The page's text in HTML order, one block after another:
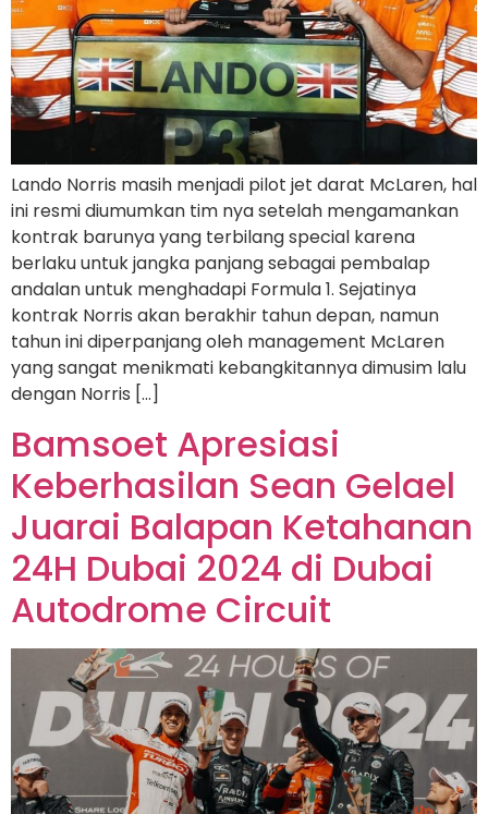
Lando Norris masih menjadi pilot jet darat McLaren, hal
ini resmi diumumkan tim nya setelah mengamankan
kontrak barunya yang terbilang special karena
berlaku untuk jangka panjang sebagai pembalap
andalan untuk menghadapi Formula 1. Sejatinya
kontrak Norris akan berakhir tahun depan, namun
tahun ini diperpanjang oleh management McLaren
yang sangat menikmati kebangkitannya dimusim lalu
dengan Norris […]
Bamsoet Apresiasi
Keberhasilan Sean Gelael
Juarai Balapan Ketahanan
24H Dubai 2024 di Dubai
Autodrome Circuit